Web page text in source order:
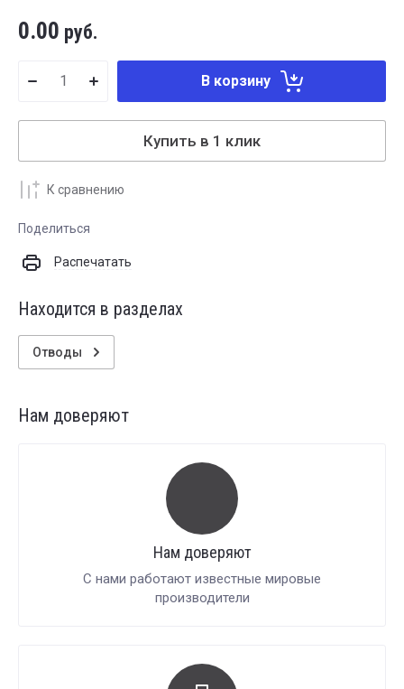
0.00 руб.
В корзину
Купить в 1 клик
К сравнению
Поделиться
Распечатать
Находится в разделах
Отводы
Нам доверяют
Нам доверяют
С нами работают известные мировые
производители